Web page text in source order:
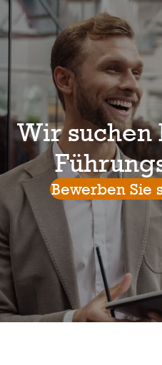
Wir suchen
Bewerben Sie